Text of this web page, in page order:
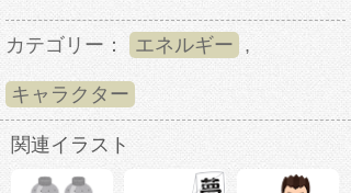
カテゴリー： エネルギー ,
キャラクター
関連イラスト